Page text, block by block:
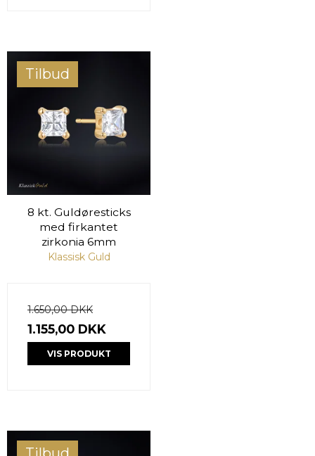
Tilbud
8 kt. Guldøresticks
med firkantet
zirkonia 6mm
Klassisk Guld
1.650,00 DKK
1.155,00 DKK
VIS PRODUKT